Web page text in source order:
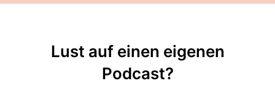
Lust auf einen eigenen
Podcast?